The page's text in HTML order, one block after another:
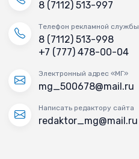
8 (7112) 513-997
Телефон рекламной службы
8 (7112) 513-998
+7 (777) 478-00-04
Электронный адрес «МГ»
mg_500678@mail.ru
Написать редактору сайта
redaktor_mg@mail.ru